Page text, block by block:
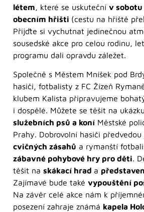
létem, které se uskuteční v sobotu
obecním hřišti (cestu na hřiště
Přijďte si vychutnat jedinečnou
sousedské akce pro celou rodinu,
programu dali opravdu záležet.
Společně s Městem Mníšek pod
hasiči, fotbalisty z FC Žízeň
klubem Kalista připravujeme
i dospělé. Můžete se těšit na
služebních psů a koní Městské
Prahy. Dobrovolní hasiči
cvičných zásahů a rymanští
zábavné pohybové hry pro děti.
těšit na skákací hrad a
Zajímavé bude také vypouštění
Na závěr celé akce nám k
posezení zahraje známá kapela